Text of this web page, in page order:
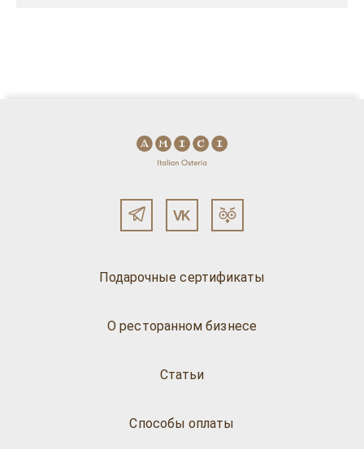
Подарочные сертификаты
О ресторанном бизнесе
Статьи
Способы оплаты